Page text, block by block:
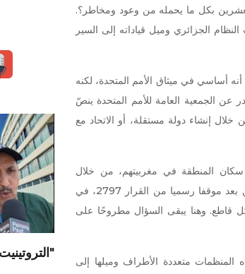
بكل ما يحمله من وعود ومخاطر؟.
الجزائري وميل قياداته إلى السير
أساسي في ميثاق الأمم المتحدة، لكنه
إذ إنها لا تذكر كل الحقائق. فالقرار 2625 الصادر عن الجمعية العامة للأمم المتحدة ينصّ
إنشاء دولة مستقلة، أو الاتحاد مع
المنطقة في مغربيتهم، من خلال
مشاركتهم في الانتخابات التي تُنظَّم منذ عقود. أما الجزائر، فلم تعلن بعد موقفا رسميا من القرار 2797، في
قاطع. وهنا يبقى السؤال مطروحًا على
المنظمات متعددة الأطراف وميلها إلى